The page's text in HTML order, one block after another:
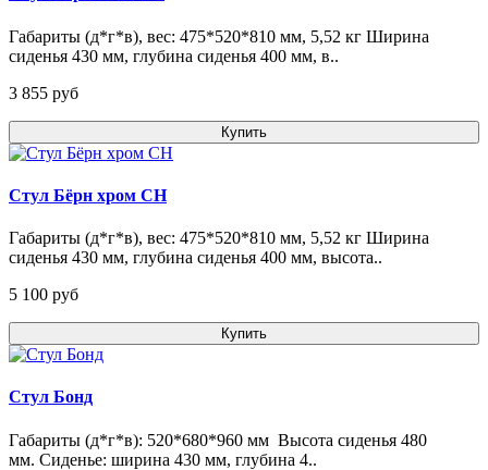
Габариты (д*г*в), вес: 475*520*810 мм, 5,52 кг Ширина
сиденья 430 мм, глубина сиденья 400 мм, в..
3 855 pуб
Купить
Стул Бёрн хром CH
Габариты (д*г*в), вес: 475*520*810 мм, 5,52 кг Ширина
сиденья 430 мм, глубина сиденья 400 мм, высота..
5 100 pуб
Купить
Стул Бонд
Габариты (д*г*в): 520*680*960 мм Высота сиденья 480
мм. Сиденье: ширина 430 мм, глубина 4..